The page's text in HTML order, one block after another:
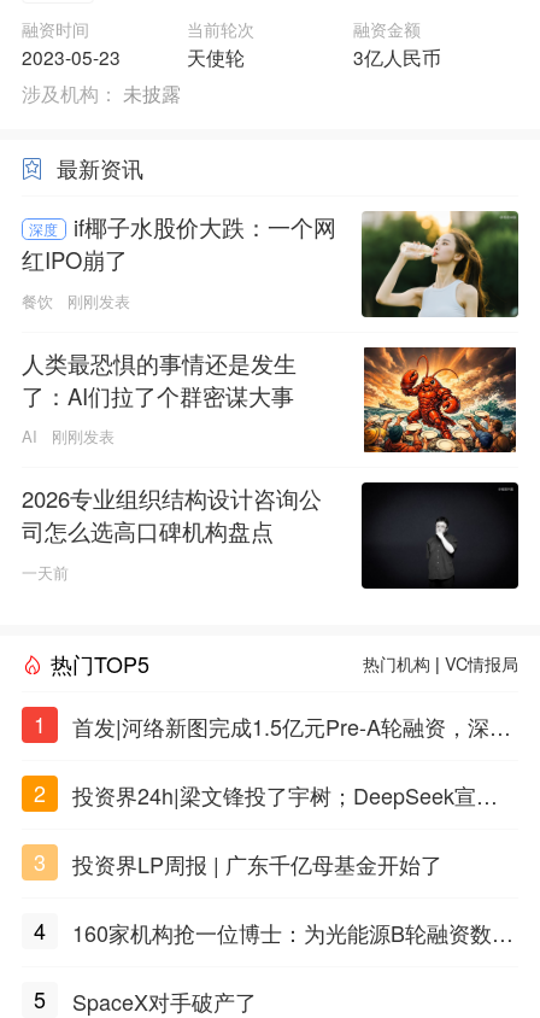
融资时间
2023-05-23
当前轮次
天使轮
融资金额
3亿人民币
涉及机构： 未披露
最新资讯
深度
if椰子水股价大跌：一个网
红IPO崩了
餐饮 刚刚发表
人类最恐惧的事情还是发生
了：AI们拉了个群密谋大事
AI 刚刚发表
2026专业组织结构设计咨询公
司怎么选高口碑机构盘点
一天前
热门TOP5 热门机构 |VC情报局
1
首发|河络新图完成1.5亿元Pre-A轮融资，深耕i
2
投资界24h|梁文锋投了宇树；DeepSeek宣布
3
投资界LP周报 | 广东千亿母基金开始了
4
160家机构抢一位博士：为光能源B轮融资数亿
5
SpaceX对手破产了